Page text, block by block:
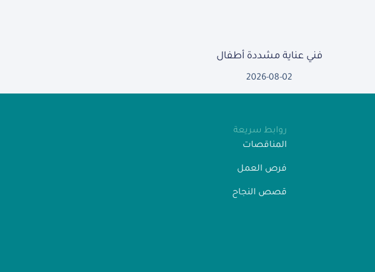
فني عناية مشددة أطفال
2026-08-02
روابط سريعة
المناقصات
فرص العمل
قصص النجاح